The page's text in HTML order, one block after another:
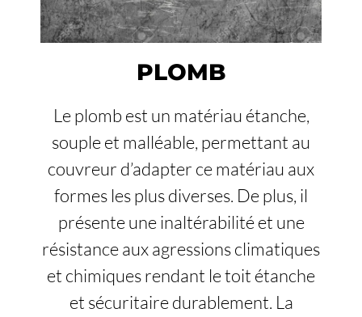
PLOMB
Le plomb est un matériau étanche,
souple et malléable, permettant au
couvreur d’adapter ce matériau aux
formes les plus diverses. De plus, il
présente une inaltérabilité et une
résistance aux agressions climatiques
et chimiques rendant le toit étanche
et sécuritaire durablement. La